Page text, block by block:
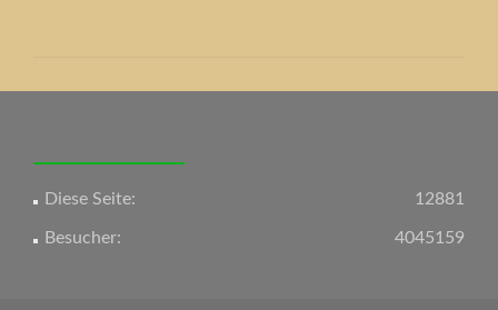
12881
Diese Seite:
4045159
Besucher: